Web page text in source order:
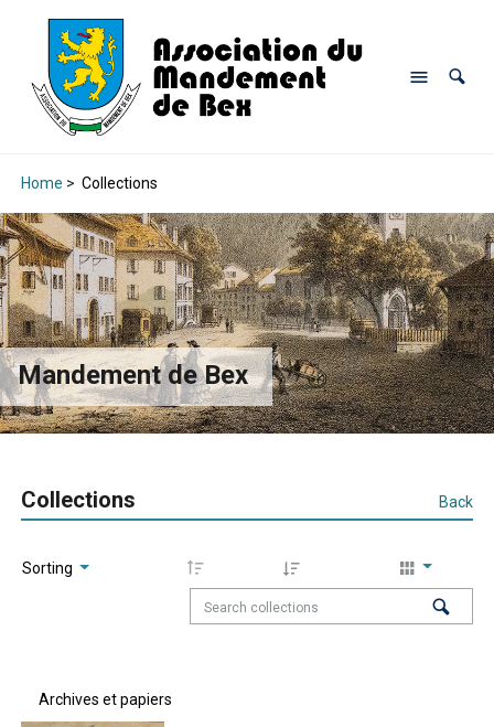
Home > Collections
Mandement de Bex
Collections Back
Sorting
Archives et papiers